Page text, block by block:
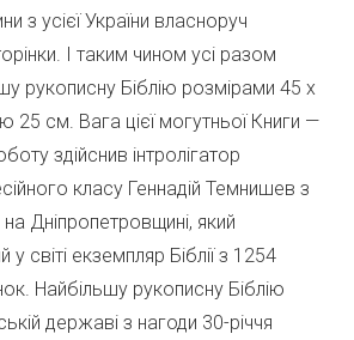
з усієї України власноруч
І таким чином усі разом
рукописну Біблію розмірами 45 х
25 см. Вага цієї могутньої Книги —
здійснив інтролігатор
класу Геннадій Темнишев з
Дніпропетровщині, який
світі екземпляр Біблії з 1254
Найбільшу рукописну Біблію
державі з нагоди 30-річчя